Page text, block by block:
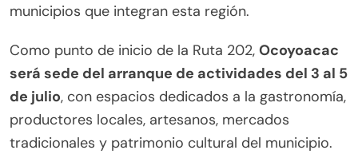
municipios que integran esta región.
Como punto de inicio de la Ruta 202, Ocoyoacac
será sede del arranque de actividades del 3 al 5
de julio, con espacios dedicados a la gastronomía,
productores locales, artesanos, mercados
tradicionales y patrimonio cultural del municipio.